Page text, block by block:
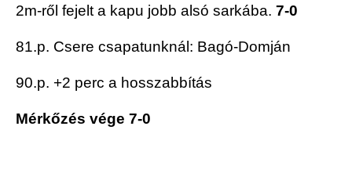
2m-ről fejelt a kapu jobb alsó sarkába. 7-0
81.p. Csere csapatunknál: Bagó-Domján
90.p. +2 perc a hosszabbítás
Mérkőzés vége 7-0